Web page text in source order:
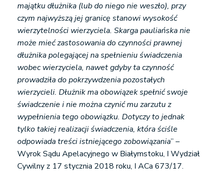
majątku dłużnika (lub do niego nie weszło), przy
czym najwyższą jej granicę stanowi wysokość
wierzytelności wierzyciela. Skarga pauliańska nie
może mieć zastosowania do czynności prawnej
dłużnika polegającej na spełnieniu świadczenia
wobec wierzyciela, nawet gdyby ta czynność
prowadziła do pokrzywdzenia pozostałych
wierzycieli. Dłużnik ma obowiązek spełnić swoje
świadczenie i nie można czynić mu zarzutu z
wypełnienia tego obowiązku. Dotyczy to jednak
tylko takiej realizacji świadczenia, która ściśle
odpowiada treści istniejącego zobowiązania” –
Wyrok Sądu Apelacyjnego w Białymstoku, I Wydział
Cywilny z 17 stycznia 2018 roku, I ACa 673/17.